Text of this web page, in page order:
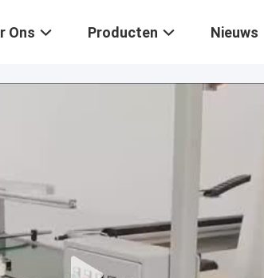
Ons Producten Nieuws